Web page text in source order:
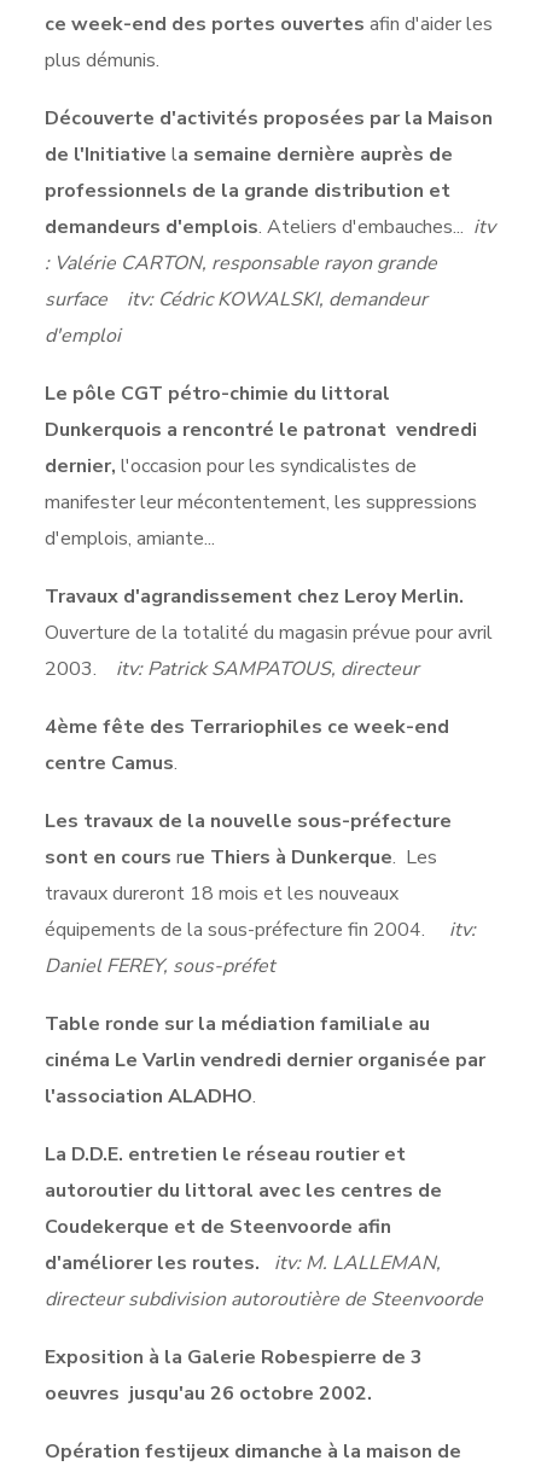
ce week-end des portes ouvertes afin d'aider les
plus démunis.
Découverte d'activités proposées par la Maison
de l'Initiative la semaine dernière auprès de
professionnels de la grande distribution et
demandeurs d'emplois. Ateliers d'embauches... itv
: Valérie CARTON, responsable rayon grande
surface
itv: Cédric KOWALSKI, demandeur
d'emploi
Le pôle CGT pétro-chimie du littoral
Dunkerquois a rencontré le patronat vendredi
dernier, l'occasion pour les syndicalistes de
manifester leur mécontentement, les suppressions
d'emplois, amiante...
Travaux d'agrandissement chez Leroy Merlin.
Ouverture de la totalité du magasin prévue pour avril
2003. itv: Patrick SAMPATOUS, directeur
4ème fête des Terrariophiles ce week-end
centre Camus.
Les travaux de la nouvelle sous-préfecture
sont en cours rue Thiers à Dunkerque. Les
travaux dureront 18 mois et les nouveaux
équipements de la sous-préfecture fin 2004.
itv:
Daniel FEREY, sous-préfet
Table ronde sur la médiation familiale au
cinéma Le Varlin vendredi dernier organisée par
l'association ALADHO.
La D.D.E. entretien le réseau routier et
autoroutier du littoral avec les centres de
Coudekerque et de Steenvoorde afin
d'améliorer les routes. itv: M. LALLEMAN,
directeur subdivision autoroutière de Steenvoorde
Exposition à la Galerie Robespierre de 3
oeuvres jusqu'au 26 octobre 2002.
Opération festijeux dimanche à la maison de